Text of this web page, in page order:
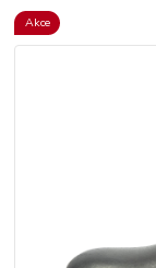
Akce